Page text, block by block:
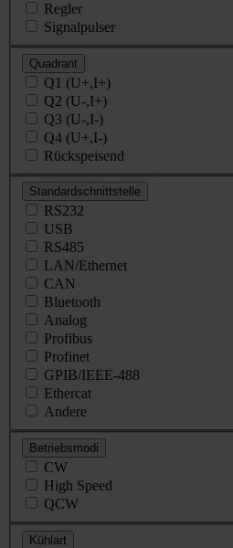
Regler
Signalpulser
Quadrant
Q1 (U+,I+)
Q2 (U-,I+)
Q3 (U-,I-)
Q4 (U+,I-)
Rückspeisend
Standardschnittstelle
RS232
USB
RS485
LAN/Ethernet
CAN
Bluetooth
Analog
Profibus
Profinet
GPIB/IEEE-488
Ethercat
Andere
Betriebsmodi
CW
High Speed
QCW
Kühlart